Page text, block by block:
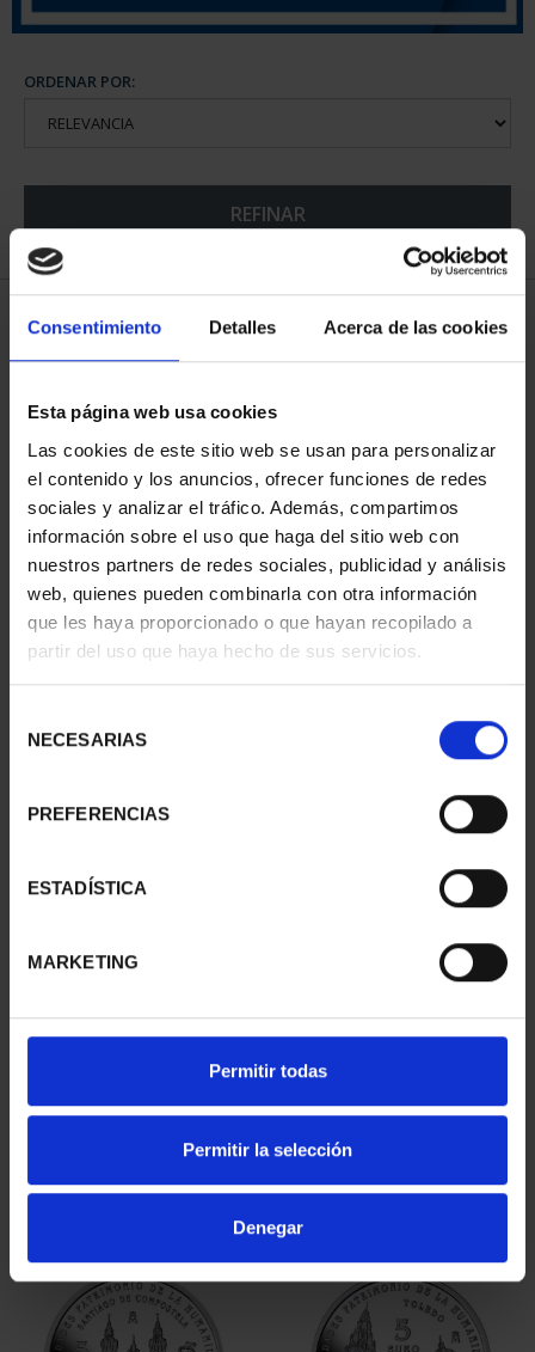
Consentimiento Detalles Acerca de las cookies
Esta página web usa cookies
Las cookies de este sitio web se usan para personalizar
el contenido y los anuncios, ofrecer funciones de redes
sociales y analizar el tráfico. Además, compartimos
información sobre el uso que haga del sitio web con
nuestros partners de redes sociales, publicidad y análisis
web, quienes pueden combinarla con otra información
que les haya proporcionado o que hayan recopilado a
partir del uso que haya hecho de sus servicios.
NECESARIAS
PREFERENCIAS
ESTADÍSTICA
MARKETING
Permitir todas
Permitir la selección
Denegar
ORDENAR POR:
REFINAR
6 Productos encontrados
CIUDADES PATRIMONIO
II - CUENCA
73,00 €
CIUDADES PATRIMONIO
II - SALAMANCA
73,00 €
CIUDADES PATRIMONIO
73,00 €
CIUDADES PATRIMONIO
73,00 €